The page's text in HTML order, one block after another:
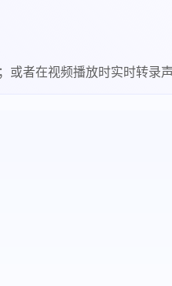
者在视频播放时实时转录声